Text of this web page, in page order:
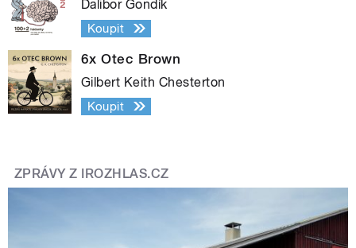
Dalibor Gondík
Koupit
6x Otec Brown
Gilbert Keith Chesterton
Koupit
ZPRÁVY Z IROZHLAS.CZ